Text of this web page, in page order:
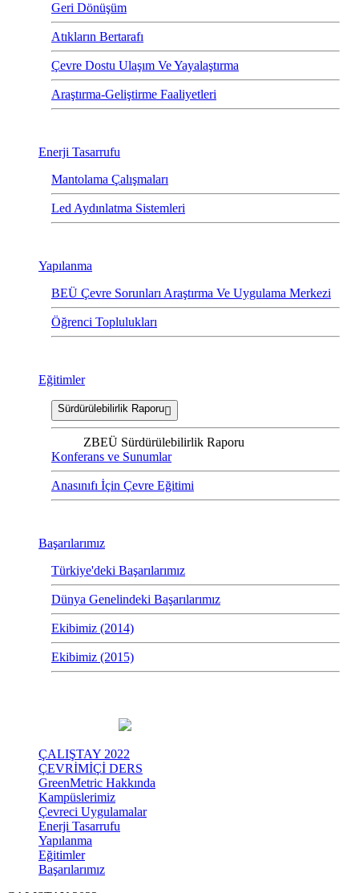
Geri Dönüşüm
Atıkların Bertarafı
Çevre Dostu Ulaşım Ve Yayalaştırma
Araştırma-Geliştirme Faaliyetleri
Enerji Tasarrufu
Mantolama Çalışmaları
Led Aydınlatma Sistemleri
Yapılanma
BEÜ Çevre Sorunları Araştırma Ve Uygulama Merkezi
Öğrenci Toplulukları
Eğitimler
Sürdürülebilirlik Raporu
ZBEÜ Sürdürülebilirlik Raporu
Konferans ve Sunumlar
Anasınıfı İçin Çevre Eğitimi
Başarılarımız
Türkiye'deki Başarılarımız
Dünya Genelindeki Başarılarımız
Ekibimiz (2014)
Ekibimiz (2015)
ÇALIŞTAY 2022
ÇEVRİMİÇİ DERS
GreenMetric Hakkında
Kampüslerimiz
Çevreci Uygulamalar
Enerji Tasarrufu
Yapılanma
Eğitimler
Başarılarımız